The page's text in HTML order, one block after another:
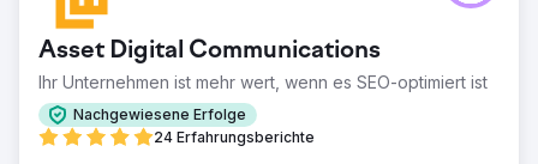
Asset Digital Communications
Ihr Unternehmen ist mehr wert, wenn es SEO-optimiert ist
Nachgewiesene Erfolge
24 Erfahrungsberichte